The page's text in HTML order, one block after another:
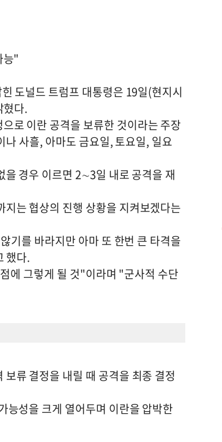
능"
도널드 트럼프 대통령은 19일(현지시
혔다.
로 이란 공격을 보류한 것이라는 주장
사흘, 아마도 금요일, 토요일, 일요
을 경우 이르면 2∼3일 내로 공격을 재
는 협상의 진행 상황을 지켜보겠다는
기를 바라지만 아마 또 한번 큰 타격을
했다.
에 그렇게 될 것"이라며 "군사적 수단
류 결정을 내릴 때 공격을 최종 결정
능성을 크게 열어두며 이란을 압박한